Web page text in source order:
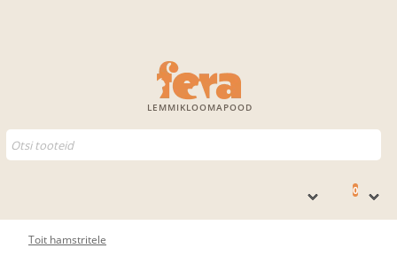
LEMMIKLOOMAPOOD
0
Toit hamstritele